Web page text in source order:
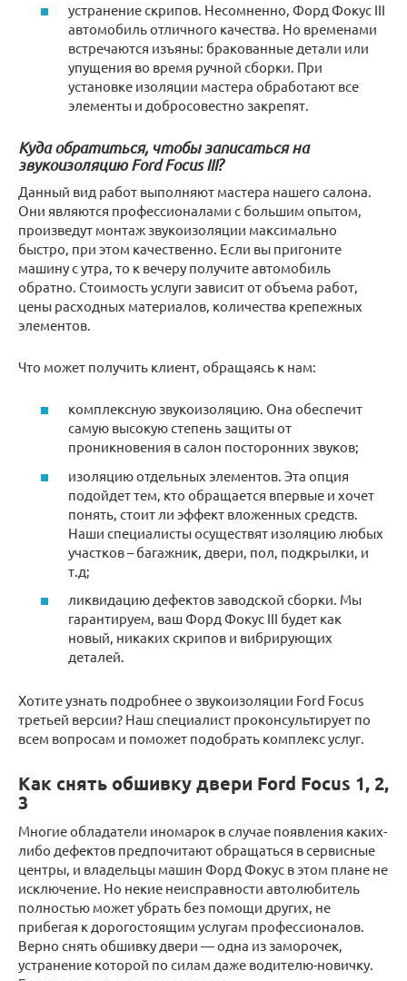
устранение скрипов. Несомненно, Форд Фокус III
автомобиль отличного качества. Но временами
встречаются изъяны: бракованные детали или
упущения во время ручной сборки. При
установке изоляции мастера обработают все
элементы и добросовестно закрепят.
Куда обратиться, чтобы записаться на
звукоизоляцию Ford Focus III?
Данный вид работ выполняют мастера нашего салона.
Они являются профессионалами с большим опытом,
произведут монтаж звукоизоляции максимально
быстро, при этом качественно. Если вы пригоните
машину с утра, то к вечеру получите автомобиль
обратно. Стоимость услуги зависит от объема работ,
цены расходных материалов, количества крепежных
элементов.
Что может получить клиент, обращаясь к нам:
комплексную звукоизоляцию. Она обеспечит
самую высокую степень защиты от
проникновения в салон посторонних звуков;
изоляцию отдельных элементов. Эта опция
подойдет тем, кто обращается впервые и хочет
понять, стоит ли эффект вложенных средств.
Наши специалисты осуществят изоляцию любых
участков – багажник, двери, пол, подкрылки, и
т.д;
ликвидацию дефектов заводской сборки. Мы
гарантируем, ваш Форд Фокус III будет как
новый, никаких скрипов и вибрирующих
деталей.
Хотите узнать подробнее о звукоизоляции Ford Focus
третьей версии? Наш специалист проконсультирует по
всем вопросам и поможет подобрать комплекс услуг.
Как снять обшивку двери Ford Focus 1, 2,
3
Многие обладатели иномарок в случае появления каких-
либо дефектов предпочитают обращаться в сервисные
центры, и владельцы машин Форд Фокус в этом плане не
исключение. Но некие неисправности автолюбитель
полностью может убрать без помощи других, не
прибегая к дорогостоящим услугам профессионалов.
Верно снять обшивку двери — одна из заморочек,
устранение которой по силам даже водителю-новичку.